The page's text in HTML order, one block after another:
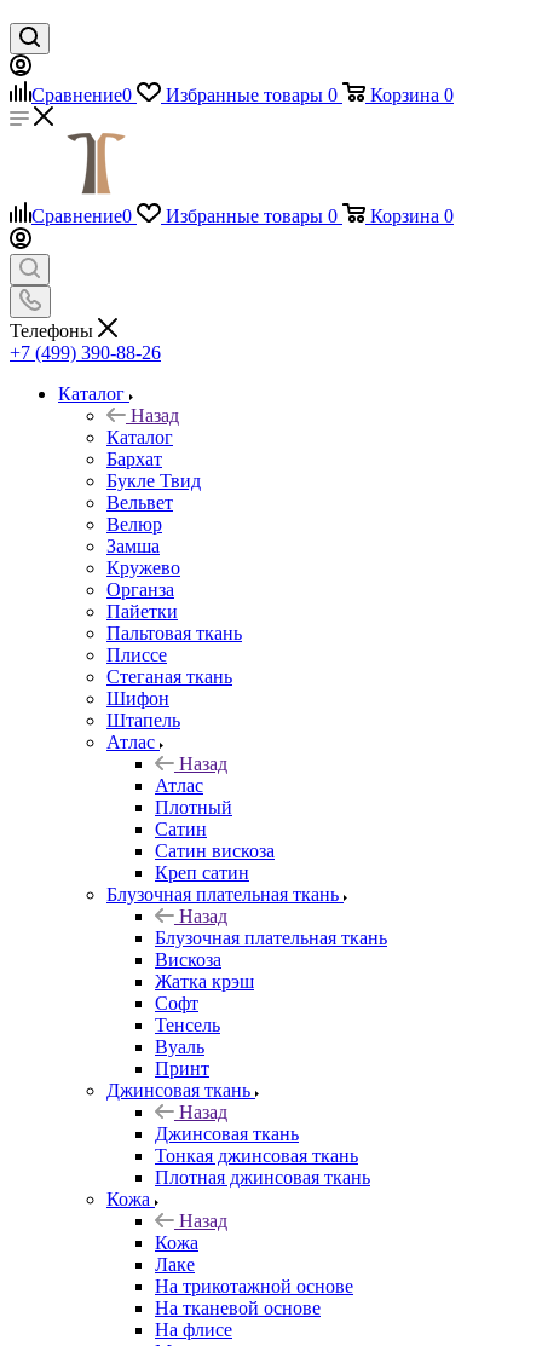
Сравнение0 Избранные товары 0 Корзина 0
Сравнение0 Избранные товары 0 Корзина 0
Телефоны
+7 (499) 390-88-26
Каталог
Назад
Каталог
Бархат
Букле Твид
Вельвет
Велюр
Замша
Кружево
Органза
Пайетки
Пальтовая ткань
Плиссе
Стеганая ткань
Шифон
Штапель
Атлас
Назад
Атлас
Плотный
Сатин
Сатин вискоза
Креп сатин
Блузочная плательная ткань
Назад
Блузочная плательная ткань
Вискоза
Жатка крэш
Софт
Тенсель
Вуаль
Принт
Джинсовая ткань
Назад
Джинсовая ткань
Тонкая джинсовая ткань
Плотная джинсовая ткань
Кожа
Назад
Кожа
Лаке
На трикотажной основе
На тканевой основе
На флисе